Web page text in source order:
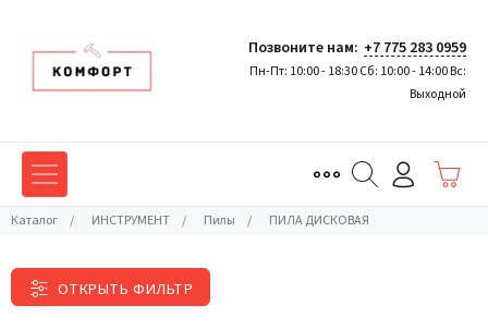
Позвоните нам: +7 775 283 0959
Пн-Пт: 10:00 - 18:30 Сб: 10:00 - 14:00 Вс:
Выходной
Каталог / ИНСТРУМЕНТ / Пилы / ПИЛА ДИСКОВАЯ
ОТКРЫТЬ ФИЛЬТР